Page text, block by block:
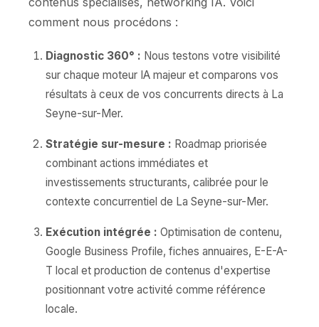
comment nous procédons :
Diagnostic 360° : Nous testons votre visibilité
sur chaque moteur IA majeur et comparons vos
résultats à ceux de vos concurrents directs à La
Seyne-sur-Mer.
Stratégie sur-mesure : Roadmap priorisée
combinant actions immédiates et
investissements structurants, calibrée pour le
contexte concurrentiel de La Seyne-sur-Mer.
Exécution intégrée : Optimisation de contenu,
Google Business Profile, fiches annuaires, E-E-A-
T local et production de contenus d'expertise
positionnant votre activité comme référence
locale.